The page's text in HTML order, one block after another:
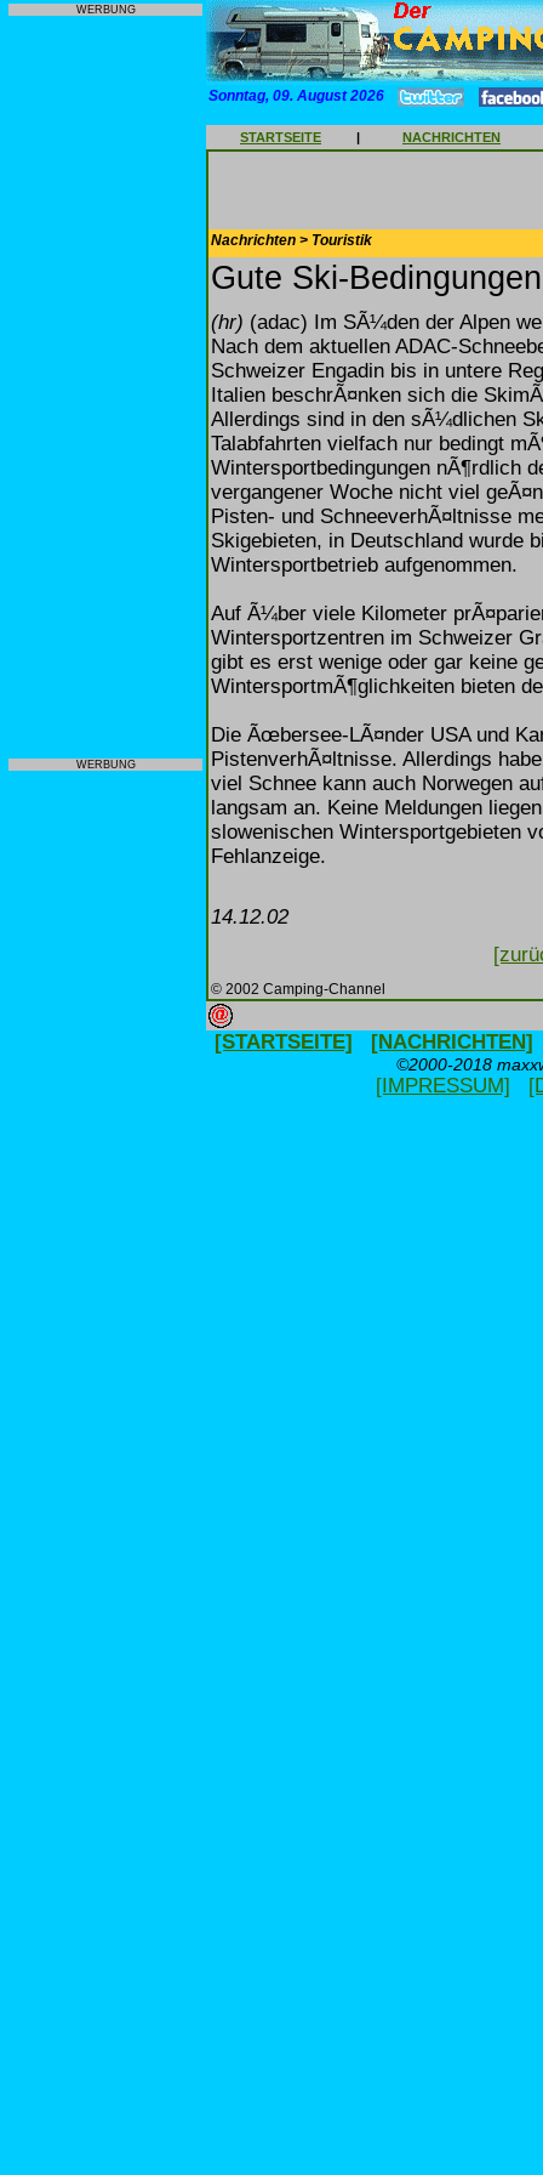
WERBUNG
WERBUNG
Sonntag, 09. August 2026
STARTSEITE | NACHRICHTEN
Nachrichten > Touristik
Gute Ski-
(hr) (adac) Im SÃ¼den der Alpen
Nach dem aktuellen ADAC-
Schweizer Engadin bis in untere
Italien beschrÃ¤nken sich die
Allerdings sind in den sÃ¼dlichen
Talabfahrten vielfach nur bedingt
Wintersportbedingungen nÃ¶rdlich
vergangener Woche nicht viel
Pisten- und SchneeverhÃ¤ltnisse
Skigebieten, in Deutschland wurde
Wintersportbetrieb aufgenommen.
Auf Ã¼ber viele Kilometer
Wintersportzentren im Schweizer
gibt es erst wenige oder gar keine
WintersportmÃ¶glichkeiten bieten
Die Ãœbersee-LÃ¤nder USA und
PistenverhÃ¤ltnisse. Allerdings
viel Schnee kann auch Norwegen
langsam an. Keine Meldungen
slowenischen Wintersportgebieten
Fehlanzeige.
14.12.02
© 2002 Camping-Channel
[STARTSEITE] [NACHRICHTEN]
©2000-2018
[IMPRESSUM]